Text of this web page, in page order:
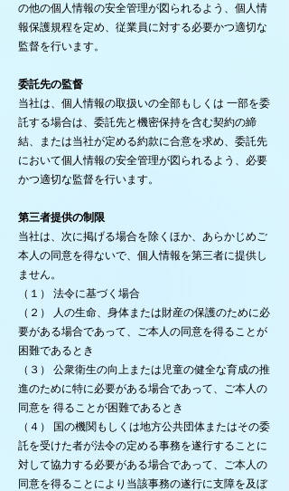
の他の個人情報の安全管理が図られるよう、個人情
報保護規程を定め、従業員に対する必要かつ適切な
監督を行います。
委託先の監督
当社は、個人情報の取扱いの全部もしくは 一部を委
託する場合は、委託先と機密保持を含む契約の締
結、または当社が定める約款に合意を求め、委託先
において個人情報の安全管理が図られるよう、必要
かつ適切な監督を行います。
第三者提供の制限
当社は、次に掲げる場合を除くほか、あらかじめご
本人の同意を得ないで、個人情報を第三者に提供し
ません。
（１） 法令に基づく場合
（２） 人の生命、身体または財産の保護のために必
要がある場合であって、ご本人の同意を得ることが
困難であるとき
（３） 公衆衛生の向上または児童の健全な育成の推
進のために特に必要がある場合であって、ご本人の
同意を 得ることが困難であるとき
（４） 国の機関もしくは地方公共団体またはその委
託を受けた者が法令の定める事務を遂行することに
対して協力する必要がある場合であって、ご本人の
同意を得ることにより当該事務の遂行に支障を及ぼ